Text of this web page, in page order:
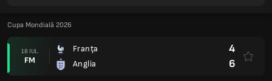
Cupa Mondială 2026
18 IUL.
FM
Franţa
Anglia
4
6